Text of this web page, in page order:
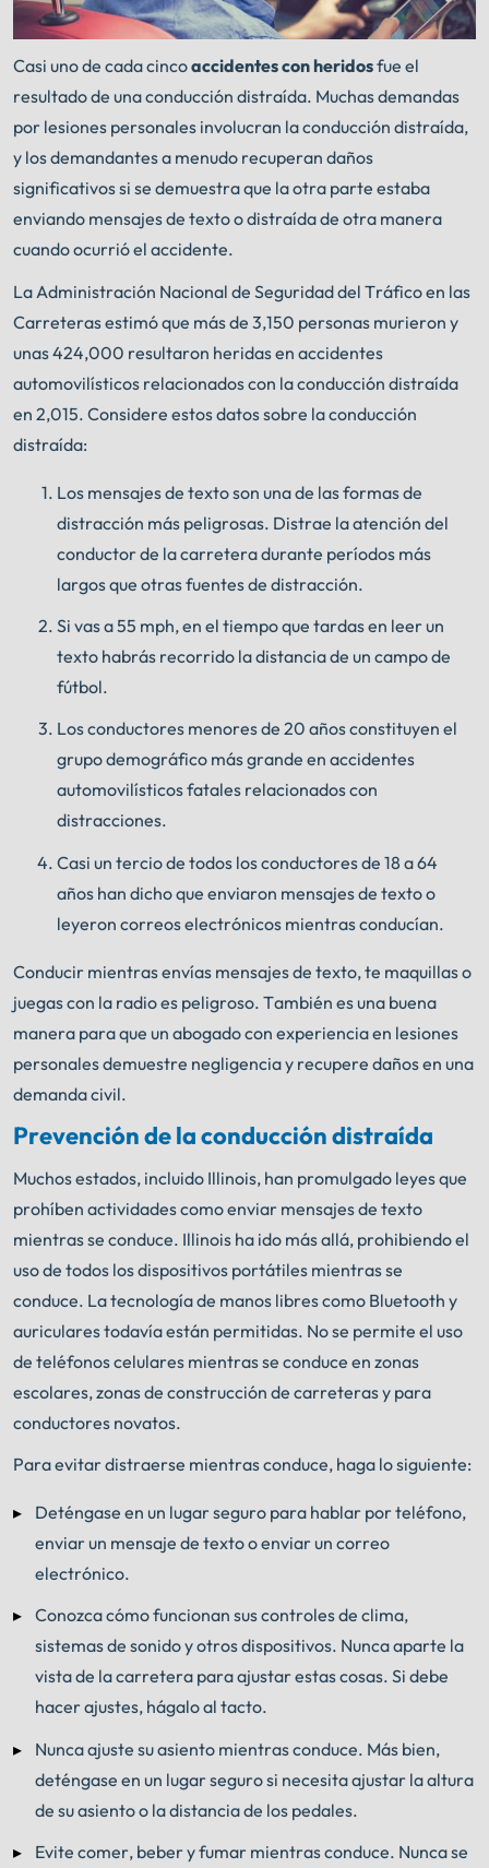
Casi uno de cada cincoaccidentes con heridosfue el
resultado de una conducción distraída. Muchas demandas
por lesiones personales involucran la conducción distraída,
y los demandantes a menudo recuperan daños
significativos si se demuestra que la otra parte estaba
enviando mensajes de texto o distraída de otra manera
cuando ocurrió el accidente.
La Administración Nacional de Seguridad del Tráfico en las
Carreteras estimó que más de 3,150 personas murieron y
unas 424,000 resultaron heridas en accidentes
automovilísticos relacionados con la conducción distraída
en 2,015. Considere estos datos sobre la conducción
distraída:
Los mensajes de texto son una de las formas de
distracción más peligrosas. Distrae la atención del
conductor de la carretera durante períodos más
largos que otras fuentes de distracción.
Si vas a 55 mph, en el tiempo que tardas en leer un
texto habrás recorrido la distancia de un campo de
fútbol.
Los conductores menores de 20 años constituyen el
grupo demográfico más grande en accidentes
automovilísticos fatales relacionados con
distracciones.
Casi un tercio de todos los conductores de 18 a 64
años han dicho que enviaron mensajes de texto o
leyeron correos electrónicos mientras conducían.
Conducir mientras envías mensajes de texto, te maquillas o
juegas con la radio es peligroso. También es una buena
manera para que un abogado con experiencia en lesiones
personales demuestre negligencia y recupere daños en una
demanda civil.
Prevención de la conducción distraída
Muchos estados, incluido Illinois, han promulgado leyes que
prohíben actividades como enviar mensajes de texto
mientras se conduce. Illinois ha ido más allá, prohibiendo el
uso de todos los dispositivos portátiles mientras se
conduce. La tecnología de manos libres como Bluetooth y
auriculares todavía están permitidas. No se permite el uso
de teléfonos celulares mientras se conduce en zonas
escolares, zonas de construcción de carreteras y para
conductores novatos.
Para evitar distraerse mientras conduce, haga lo siguiente:
Deténgase en un lugar seguro para hablar por teléfono,
enviar un mensaje de texto o enviar un correo
electrónico.
Conozca cómo funcionan sus controles de clima,
sistemas de sonido y otros dispositivos. Nunca aparte la
vista de la carretera para ajustar estas cosas. Si debe
hacer ajustes, hágalo al tacto.
Nunca ajuste su asiento mientras conduce. Más bien,
deténgase en un lugar seguro si necesita ajustar la altura
de su asiento o la distancia de los pedales.
Evite comer, beber y fumar mientras conduce. Nunca se